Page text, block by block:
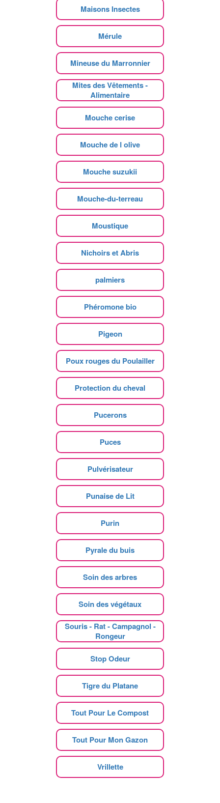
Maisons Insectes
Mérule
Mineuse du Marronnier
Mites des Vêtements -
Alimentaire
Mouche cerise
Mouche de l olive
Mouche suzukii
Mouche-du-terreau
Moustique
Nichoirs et Abris
palmiers
Phéromone bio
Pigeon
Poux rouges du Poulailler
Protection du cheval
Pucerons
Puces
Pulvérisateur
Punaise de Lit
Purin
Pyrale du buis
Soin des arbres
Soin des végétaux
Souris - Rat - Campagnol -
Rongeur
Stop Odeur
Tigre du Platane
Tout Pour Le Compost
Tout Pour Mon Gazon
Vrillette